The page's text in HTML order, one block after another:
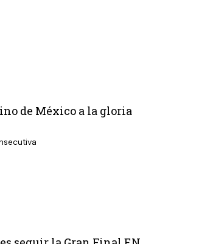
de México a la gloria